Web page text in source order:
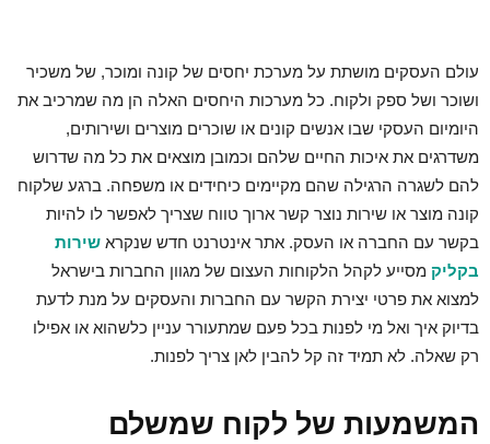
עולם העסקים מושתת על מערכת יחסים של קונה ומוכר, של משכיר
ושוכר ושל ספק ולקוח. כל מערכות היחסים האלה הן מה שמרכיב את
היומיום העסקי שבו אנשים קונים או שוכרים מוצרים ושירותים,
משדרגים את איכות החיים שלהם וכמובן מוצאים את כל מה שדרוש
להם לשגרה הרגילה שהם מקיימים כיחידים או משפחה. ברגע שלקוח
קונה מוצר או שירות נוצר קשר ארוך טווח שצריך לאפשר לו להיות
בקשר עם החברה או העסק. אתר אינטרנט חדש שנקרא שירות
בקליק מסייע לקהל הלקוחות העצום של מגוון החברות בישראל
למצוא את פרטי יצירת הקשר עם החברות והעסקים על מנת לדעת
בדיוק איך ואל מי לפנות בכל פעם שמתעורר עניין כלשהוא או אפילו
רק שאלה. לא תמיד זה קל להבין לאן צריך לפנות.
המשמעות של לקוח שמשלם